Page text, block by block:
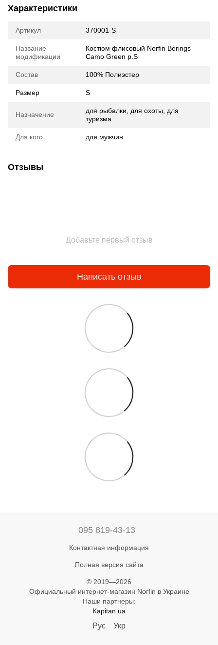
Характеристики
Артикул 370001-S
Название
модификации
Костюм флисовый Norfin Berings
Camo Green р.S
Состав 100% Полиэстер
Размер S
Назначение
для рыбалки, для охоты, для
туризма
Для кого для мужчин
Отзывы
Добавьте первый отзыв
Написать отзыв
095 819-43-13
Контактная информация
Полная версия сайта
© 2019—2026
Официальный интернет-магазин Norfin в Украине
Наши партнеры:
Kapitan.ua
Рус Укр